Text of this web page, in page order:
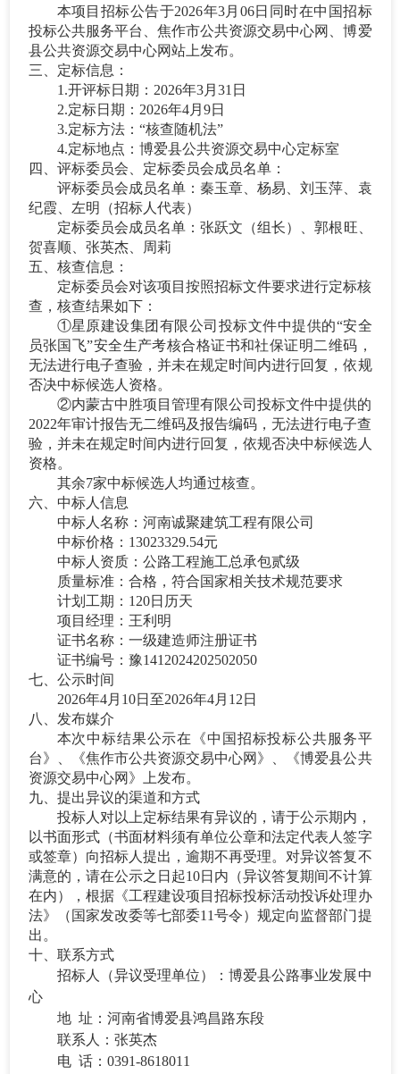
本项目招标公告于2026年3月 06日同时在中国招标
投标公共服务平台、焦作市公共资源交易中心网、博爱
县公共资源交易中心网站上发布。
三、定标信息：
1.开评标日期：2026年3月 31 日
2.定标日期：2026年4月 9日
3.定标方法：“核查随机法”
4.定标地点：博爱县公共资源交易中心定标室
四、评标委员会、定标委员会成员名单：
评标委员会成员名单： 秦玉章、杨易、刘玉萍、袁
纪霞、左明 （招标人代表）
定标委员会成员名单： 张跃文（组长） 、郭根旺
贺喜顺
张英杰、
周莉
五 、核查信息 ：
定标委员会对该项目按照招标文件要求进行定标核
查， 核查结果如下：
①星原建设集团有限公司投标文件中提供的“安全
员张国飞”安全生产考核合格证书和社保证明二维码，
无法进行电子查验，并未在规定时间内进行回复，依规
否决中标候选人资格。
②内蒙古中胜项目管理有限公司投标文件中提供的
2022年审计报告无二维码及报告编码，无法进行电子查
验，并未在规定时间内进行回复，依规否决中标候选人
资格。
其余7家中标候选人 均通过核查。
六、中标人信息
中标人名称： 河南诚聚建筑工程有限公司
中标价格： 13023329.54元
中标人资质：公路工程施工总承包贰级
质量标准：合格，符合国家相关技术规范要求
计划工期： 120日历天
项目经理：王利明
证书名称：一级建造师注册证书
证书编号：豫1412024202502050
七、公示时间
2026年4月 10日至2026年4月 12 日
八、发布媒介
本次中标结果公示在《中国招标投标公共服务平
台》、《焦作市公共资源交易中心网》、《博爱县公共
资源交易中心网》上发布。
九、提出异议的渠道和方式
投标人对以上定标结果有异议的，请于公示期内，
以书面形式（书面材料须有单位公章和法定代表人签字
或签章）向招标人提出，逾期不再受理。对异议答复不
满意的，请在公示之日起10日内（异议答复期间不计算
在内），根据《工程建设项目招标投标活动投诉处理办
法》（国家发改委等七部委11号令）规定向监督部门提
出。
十、联系方式
招标人
（异议受理单位）
：博爱县公路事业发展中
心
地 址：河南省博爱县鸿昌路东段
联系人：张英杰
电 话： 0391-8618011